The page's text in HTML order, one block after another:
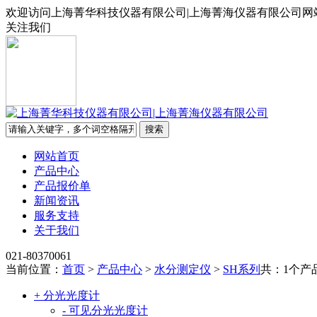
欢迎访问上海菁华科技仪器有限公司|上海菁海仪器有限公司网
关注我们
网站首页
产品中心
产品报价单
新闻资讯
服务支持
关于我们
021-80370061
当前位置： 首页 > 产品中心 > 水分测定仪 > SH系列 共：1个产
+ 分光光度计
- 可见分光光度计